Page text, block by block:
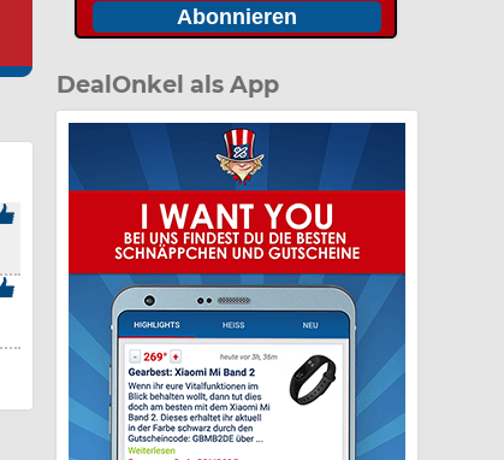
DealOnkel als App